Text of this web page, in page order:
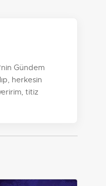
Gündem
herkesin
titiz